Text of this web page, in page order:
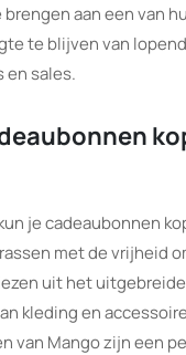
aan een van
te blijven van
en sales.
je cadeaubonnen
met de vrijheid
uit het uitgebreide
kleding en
van Mango zijn een